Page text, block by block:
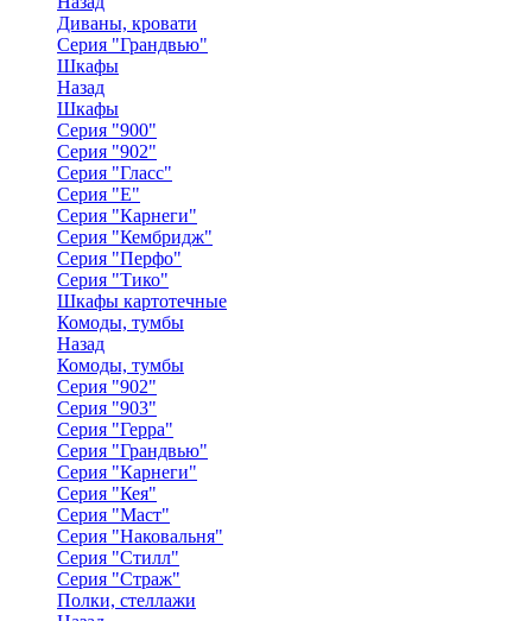
Диваны, кровати
Серия "Грандвью"
Шкафы
Назад
Шкафы
Серия "900"
Серия "902"
Серия "Гласс"
Серия "Е"
Серия "Карнеги"
Серия "Кембридж"
Серия "Перфо"
Серия "Тико"
Шкафы картотечные
Комоды, тумбы
Назад
Комоды, тумбы
Серия "902"
Серия "903"
Серия "Герра"
Серия "Грандвью"
Серия "Карнеги"
Серия "Кея"
Серия "Маст"
Серия "Наковальня"
Серия "Стилл"
Серия "Страж"
Полки, стеллажи